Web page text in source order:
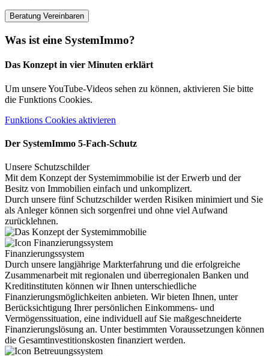
Beratung Vereinbaren
Was ist eine SystemImmo?
Das Konzept in vier Minuten erklärt
Um unsere YouTube-Videos sehen zu können, aktivieren Sie bitte
die Funktions Cookies.
Funktions Cookies aktivieren
Der SystemImmo 5-Fach-Schutz
Unsere Schutzschilder
Mit dem Konzept der Systemimmobilie ist der Erwerb und der
Besitz von Immobilien einfach und unkomplizert.
Durch unsere fünf Schutzschilder werden Risiken minimiert und Sie
als Anleger können sich sorgenfrei und ohne viel Aufwand
zurücklehnen.
Finanzierungssystem
Durch unsere langjährige Markterfahrung und die erfolgreiche
Zusammenarbeit mit regionalen und überregionalen Banken und
Kreditinstituten können wir Ihnen unterschiedliche
Finanzierungsmöglichkeiten anbieten. Wir bieten Ihnen, unter
Berücksichtigung Ihrer persönlichen Einkommens- und
Vermögenssituation, eine individuell auf Sie maßgeschneiderte
Finanzierungslösung an. Unter bestimmten Voraussetzungen können
die Gesamtinvestitionskosten finanziert werden.